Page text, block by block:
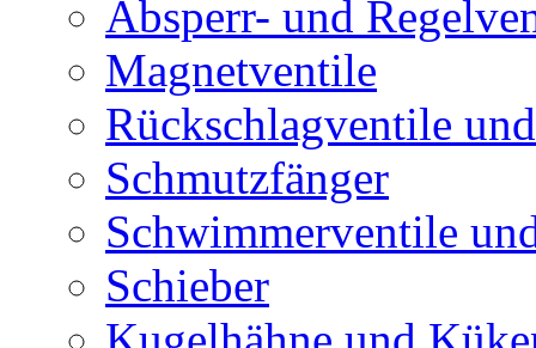
Absperr- und
Magnetventile
Rückschlagventile
Schmutzfänger
Schwimmerventile
Schieber